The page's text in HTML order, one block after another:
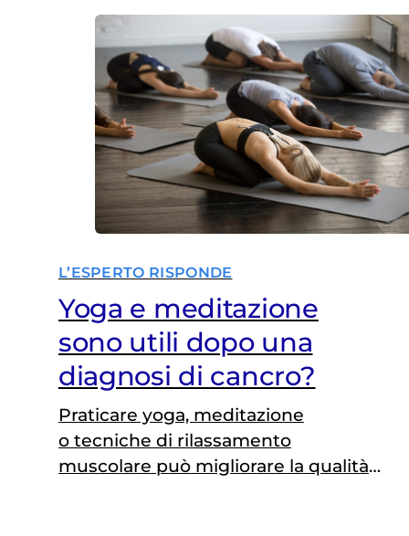
L’ESPERTO RISPONDE
Yoga e meditazione
sono utili dopo una
diagnosi di cancro?
Praticare yoga, meditazione
o tecniche di rilassamento
muscolare può migliorare la qualità